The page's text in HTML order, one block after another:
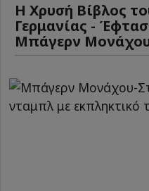
Η Χρυσή Βίβλος
Γερμανίας -
Μπάγερν